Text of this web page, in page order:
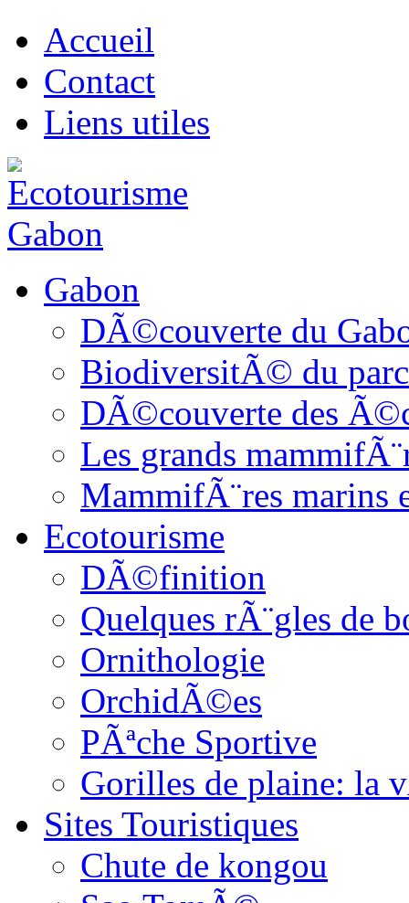
Accueil
Contact
Liens utiles
Gabon
DÃ©couverte du
BiodiversitÃ© du
DÃ©couverte des
Les grands
MammifÃ¨res marins
Ecotourisme
DÃ©finition
Quelques rÃ¨gles de
Ornithologie
OrchidÃ©es
PÃªche Sportive
Gorilles de plaine:
Sites Touristiques
Chute de kongou